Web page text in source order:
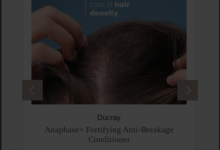
Ducray
Anaphase+ Fortifying Anti-Breakage
Conditioner